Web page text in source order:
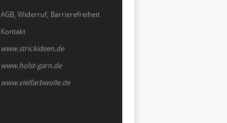
AGB, Widerruf, Barrierefreiheit
Kontakt
www.strickideen.de
www.holst-garn.de
www.vielfarbwolle.de